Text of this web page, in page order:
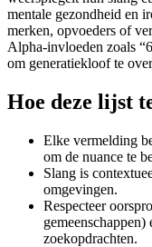
mentale gezondheid en
merken, opvoeders of
Alpha-invloeden zoals
om generatiekloof te
Hoe deze lijst
Elke vermelding
om de nuance te
Slang is
omgevingen.
Respecteer
zoekopdrachten.